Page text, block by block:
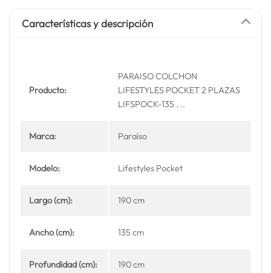
Características y descripción
Producto:
PARAISO COLCHON
LIFESTYLES POCKET 2 PLAZAS
LIFSPOCK-135 . ..
Marca: Paraíso
Modelo: Lifestyles Pocket
Largo (cm): 190 cm
Ancho (cm): 135 cm
Profundidad (cm): 190 cm